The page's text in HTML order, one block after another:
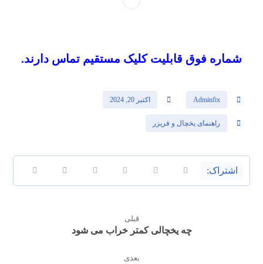
شماره فوق قابلیت کلیک مستقیم تماس دارند.
Adminfix اکتبر 20, 2024
راهنمای یخچال و فریزر
قبلی
چه یخچالی کمتر خراب می شود
بعدی